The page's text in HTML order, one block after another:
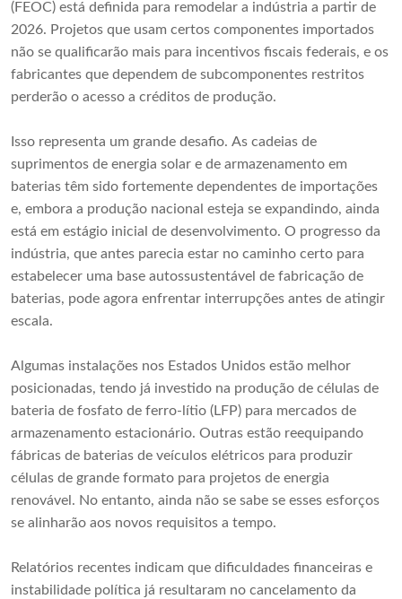
(FEOC) está definida para remodelar a indústria a partir de
2026. Projetos que usam certos componentes importados
não se qualificarão mais para incentivos fiscais federais, e os
fabricantes que dependem de subcomponentes restritos
perderão o acesso a créditos de produção.
Isso representa um grande desafio. As cadeias de
suprimentos de energia solar e de armazenamento em
baterias têm sido fortemente dependentes de importações
e, embora a produção nacional esteja se expandindo, ainda
está em estágio inicial de desenvolvimento. O progresso da
indústria, que antes parecia estar no caminho certo para
estabelecer uma base autossustentável de fabricação de
baterias, pode agora enfrentar interrupções antes de atingir
escala.
Algumas instalações nos Estados Unidos estão melhor
posicionadas, tendo já investido na produção de células de
bateria de fosfato de ferro-lítio (LFP) para mercados de
armazenamento estacionário. Outras estão reequipando
fábricas de baterias de veículos elétricos para produzir
células de grande formato para projetos de energia
renovável. No entanto, ainda não se sabe se esses esforços
se alinharão aos novos requisitos a tempo.
Relatórios recentes indicam que dificuldades financeiras e
instabilidade política já resultaram no cancelamento da